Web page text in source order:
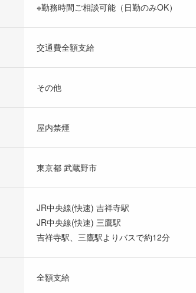
※勤務時間ご相談可能（日勤のみOK）
交通費全額支給
その他
屋内禁煙
東京都 武蔵野市
JR中央線(快速) 吉祥寺駅
JR中央線(快速) 三鷹駅
吉祥寺駅、三鷹駅よりバスで約12分
全額支給